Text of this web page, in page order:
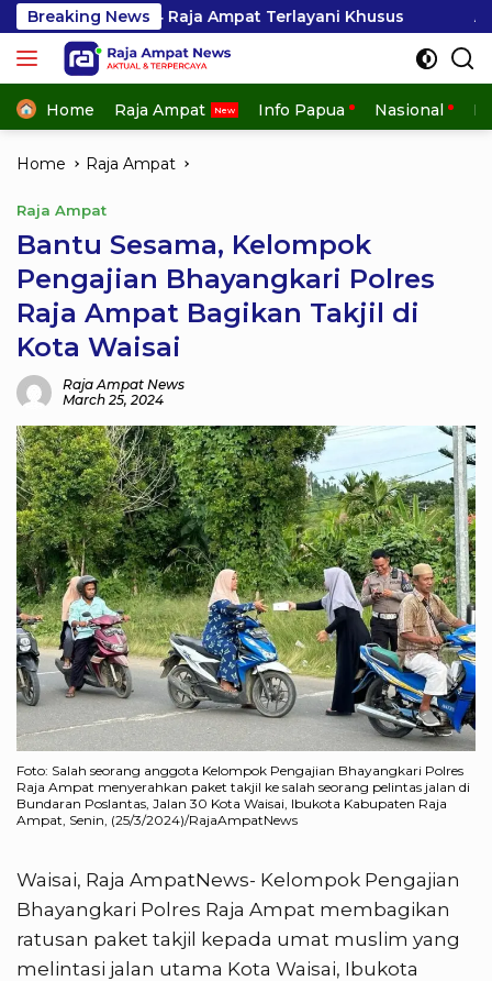
Skip
to
content
Breaking News
Raja Ampat Terlayani Khusus Akses Jalan Pulih,
Home Raja Ampat Info Papua Nasional
Home Raja Ampat
Raja Ampat
Bantu Sesama, Kelompok
Pengajian Bhayangkari Polres
Raja Ampat Bagikan Takjil di
Kota Waisai
Raja Ampat News
March 25, 2024
Foto: Salah seorang anggota Kelompok Pengajian Bhayangkari Polres
Raja Ampat menyerahkan paket takjil ke salah seorang pelintas jalan di
Bundaran Poslantas, Jalan 30 Kota Waisai, Ibukota Kabupaten Raja
Ampat, Senin, (25/3/2024)/RajaAmpatNews
Waisai, Raja AmpatNews- Kelompok Pengajian
Bhayangkari Polres Raja Ampat membagikan
ratusan paket takjil kepada umat muslim yang
melintasi jalan utama Kota Waisai, Ibukota